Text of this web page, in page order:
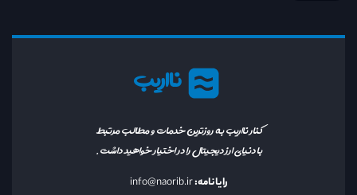
نااریب
کنار نااریب به روزترین خدمات و مطالب مرتبط
با دنیای ارز دیجیتال را در اختیار خواهید داشت.
رایانامه:info@naorib.ir